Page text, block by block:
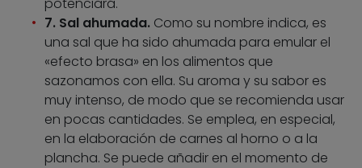
potenciará.
7. Sal ahumada. Como su nombre indica, es
una sal que ha sido ahumada para emular el
«efecto brasa» en los alimentos que
sazonamos con ella. Su aroma y su sabor es
muy intenso, de modo que se recomienda usar
en pocas cantidades. Se emplea, en especial,
en la elaboración de carnes al horno o a la
plancha. Se puede añadir en el momento de